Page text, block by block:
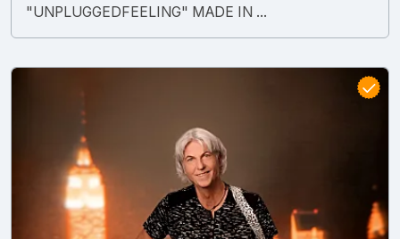
"UNPLUGGEDFEELING" MADE IN ...